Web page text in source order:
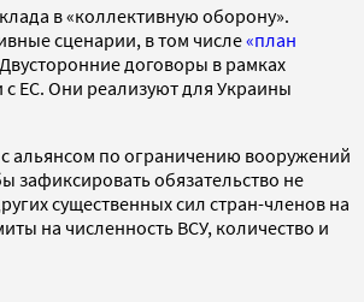
в «коллективную оборону».
сценарии, в том числе«план
договоры в рамках
ЕС. Они реализуют для Украины
альянсом по ограничению вооружений
зафиксировать обязательство не
существенных сил стран-членов на
на численность ВСУ, количество и